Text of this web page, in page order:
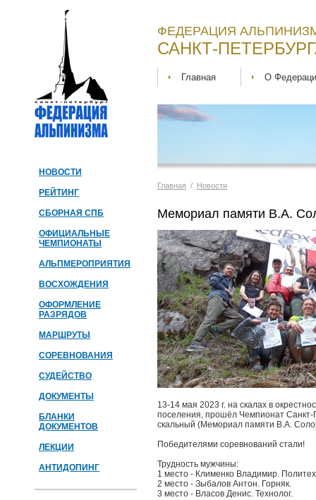
НОВОСТИ
РЕЙТИНГ
СБОРНАЯ СПБ
ОФИЦИАЛЬНЫЕ
ЧЕМПИОНАТЫ
АЛЬПМЕРОПРИЯТИЯ
ВОСХОЖДЕНИЯ
ОФОРМЛЕНИЕ
РАЗРЯДОВ
МАРШРУТЫ
СОРЕВНОВАНИЯ
СУДЕЙСТВО
ДОКУМЕНТЫ
БЛАНКИ
ДОКУМЕНТОВ
ЛЕКЦИИ
АНТИДОПИНГ
ФЕДЕРАЦИЯ
САНКТ-
Главная О
Главная / Новости
Мемориал памяти В.А.
13-14 мая 2023 г. на скалах в
поселения, прошёл Чемпионат Санкт-
скальный (Мемориал памяти В.А.
Победителями соревнований стали!
Трудность мужчины:
1 место - Клименко Владимир.
2 место - Зыбалов Антон. Горняк.
3 место - Власов Денис. Технолог.